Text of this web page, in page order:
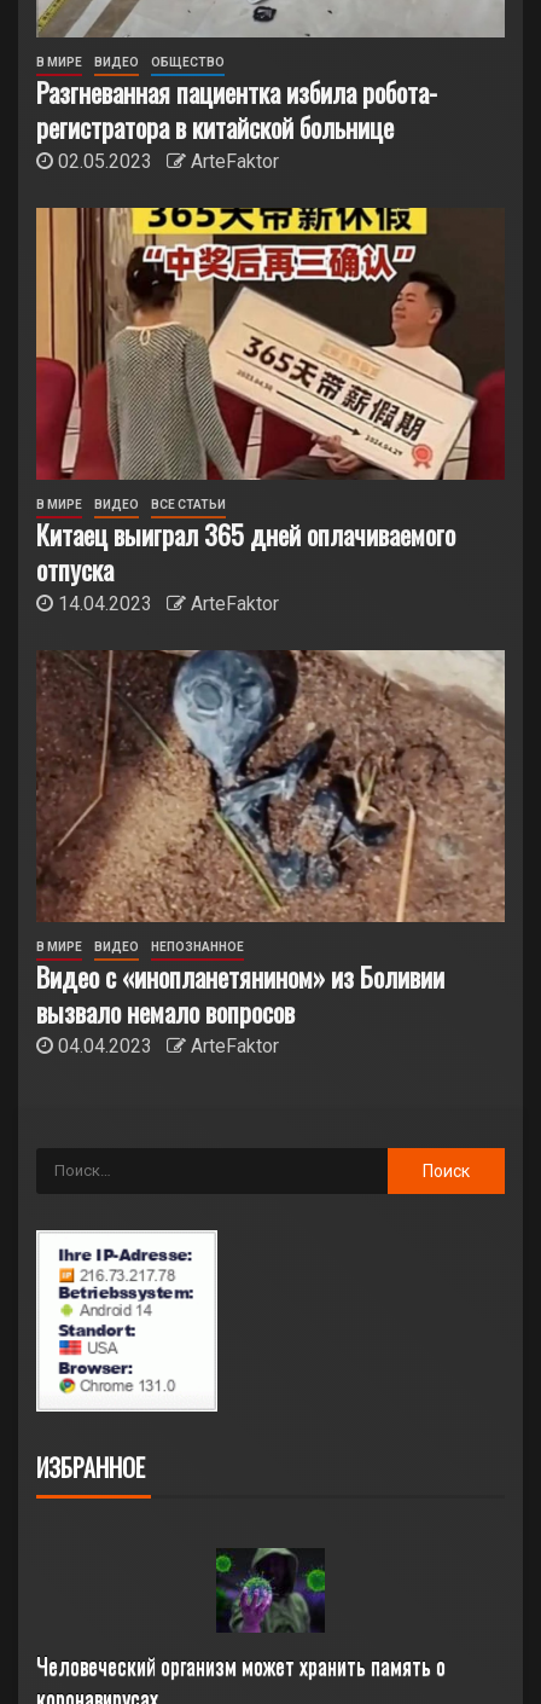
В МИРЕ ВИДЕО ОБЩЕСТВО
Разгневанная пациентка избила робота-
регистратора в китайской больнице
02.05.2023 ArteFaktor
В МИРЕ ВИДЕО ВСЕ СТАТЬИ
Китаец выиграл 365 дней оплачиваемого
отпуска
14.04.2023 ArteFaktor
В МИРЕ ВИДЕО НЕПОЗНАННОЕ
Видео с «инопланетянином» из Боливии
вызвало немало вопросов
04.04.2023 ArteFaktor
ИЗБРАННОЕ
Человеческий организм может хранить память о
коронавирусах